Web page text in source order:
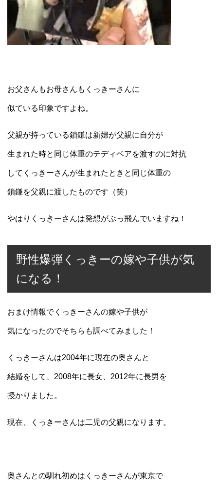
お父さんもお母さんもくっきーさんに
似ている印象ですよね。
父親が持っている鎖鎌は新婦が父親に自分が
生まれた時と同じ体重のテディベアを渡すのに対抗
してくっきーさんが生まれたときと同じ体重の
鎖鎌を父親に渡したものです（笑）
やはりくっきーさんは発想がぶっ飛んでいますね！
野性爆弾くっきーの嫁や子供が気
になる！
おまけ情報でくっきーさんの嫁や子供が
気になったのでそちらも調べてみました！
くっきーさんは2004年に現在の奥さんと
結婚をして、2008年に長女、2012年に長男を
授かりました。
現在、くっきーさんは二児の父親になります。
奥さんとの馴れ初めはくっきーさんが東京で